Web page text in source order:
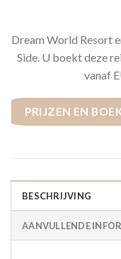
Dream World Resort
Side. U boekt deze
vanaf
PRIJZEN EN
BESCHRIJVING
AANVULLENDE